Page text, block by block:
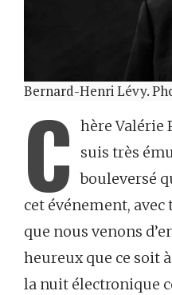
Bernard-Henri Lévy.
C
hère Valérie
suis très
bouleversé
cet événement,
que nous venons
heureux que ce soit
la nuit électronique